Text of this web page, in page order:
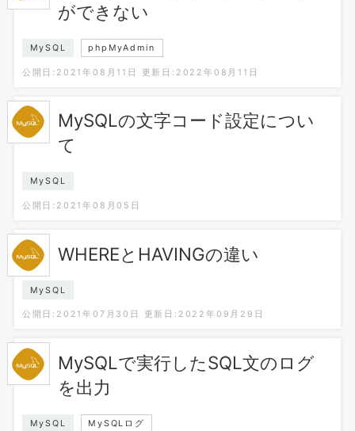
ができない
MySQL phpMyAdmin
公開日:2021年08月11日 更新日:2022年08月11日
MySQLの文字コード設定につい
て
MySQL
公開日:2021年08月05日
WHEREとHAVINGの違い
MySQL
公開日:2021年07月30日 更新日:2022年09月29日
MySQLで実行したSQL文のログ
を出力
MySQL MySQLログ